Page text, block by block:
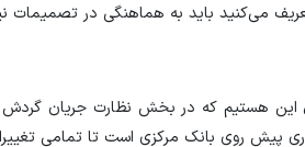
می‌کنید باید به هماهنگی در تصمیمات
این هستیم که در بخش نظارت جریان گردش
پیش روی بانک مرکزی است تا تمامی